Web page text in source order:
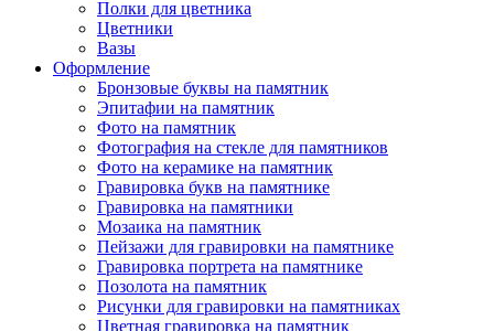
Полки для цветника
Цветники
Вазы
Оформление
Бронзовые буквы на памятник
Эпитафии на памятник
Фото на памятник
Фотография на стекле для памятников
Фото на керамике на памятник
Гравировка букв на памятнике
Гравировка на памятники
Мозаика на памятник
Пейзажи для гравировки на памятнике
Гравировка портрета на памятнике
Позолота на памятник
Рисунки для гравировки на памятниках
Цветная гравировка на памятник